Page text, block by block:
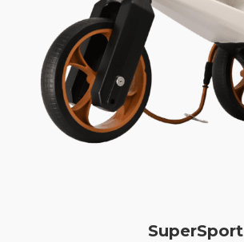
SuperSport